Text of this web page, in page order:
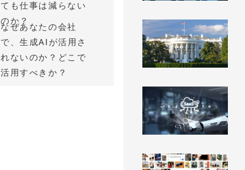
ても仕事は減らない
のか？
なぜあなたの会社
で、生成AIが活用さ
れないのか？どこで
活用すべきか？